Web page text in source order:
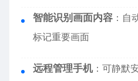
智能识别画面内容 ：自
标记重要画面
远程管理手机：可静默